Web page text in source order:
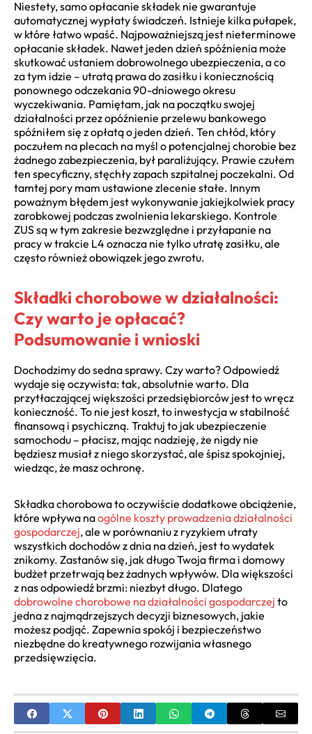
Niestety, samo opłacanie składek nie gwarantuje
automatycznej wypłaty świadczeń. Istnieje kilka pułapek,
w które łatwo wpaść. Najpoważniejszą jest nieterminowe
opłacanie składek. Nawet jeden dzień spóźnienia może
skutkować ustaniem dobrowolnego ubezpieczenia, a co
za tym idzie – utratą prawa do zasiłku i koniecznością
ponownego odczekania 90-dniowego okresu
wyczekiwania. Pamiętam, jak na początku swojej
działalności przez opóźnienie przelewu bankowego
spóźniłem się z opłatą o jeden dzień. Ten chłód, który
poczułem na plecach na myśl o potencjalnej chorobie bez
żadnego zabezpieczenia, był paraliżujący. Prawie czułem
ten specyficzny, stęchły zapach szpitalnej poczekalni. Od
tamtej pory mam ustawione zlecenie stałe. Innym
poważnym błędem jest wykonywanie jakiejkolwiek pracy
zarobkowej podczas zwolnienia lekarskiego. Kontrole
ZUS są w tym zakresie bezwzględne i przyłapanie na
pracy w trakcie L4 oznacza nie tylko utratę zasiłku, ale
często również obowiązek jego zwrotu.
Składki chorobowe w działalności:
Czy warto je opłacać?
Podsumowanie i wnioski
Dochodzimy do sedna sprawy. Czy warto? Odpowiedź
wydaje się oczywista: tak, absolutnie warto. Dla
przytłaczającej większości przedsiębiorców jest to wręcz
konieczność. To nie jest koszt, to inwestycja w stabilność
finansową i psychiczną. Traktuj to jak ubezpieczenie
samochodu – płacisz, mając nadzieję, że nigdy nie
będziesz musiał z niego skorzystać, ale śpisz spokojniej,
wiedząc, że masz ochronę.
Składka chorobowa to oczywiście dodatkowe obciążenie,
które wpływa naogólne koszty prowadzenia działalności
gospodarczej, ale w porównaniu z ryzykiem utraty
wszystkich dochodów z dnia na dzień, jest to wydatek
znikomy. Zastanów się, jak długo Twoja firma i domowy
budżet przetrwają bez żadnych wpływów. Dla większości
z nas odpowiedź brzmi: niezbyt długo. Dlatego
dobrowolne chorobowe na działalności gospodarczej to
jedna z najmądrzejszych decyzji biznesowych, jakie
możesz podjąć. Zapewnia spokój i bezpieczeństwo
niezbędne do kreatywnego rozwijania własnego
przedsięwzięcia.